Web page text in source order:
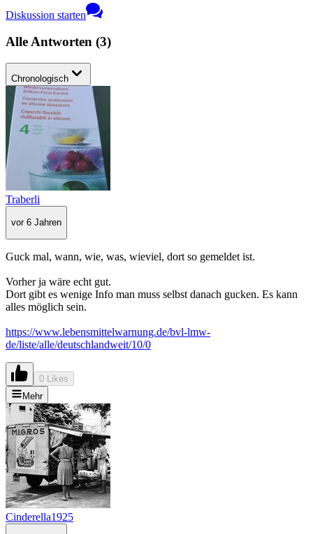
Diskussion starten
Alle Antworten (3)
Chronologisch
Traberli
vor 6 Jahren
Guck mal, wann, wie, was, wieviel, dort so gemeldet ist.
Vorher ja wäre echt gut.
Dort gibt es wenige Info man muss selbst danach gucken. Es kann
alles möglich sein.
https://www.lebensmittelwarnung.de/bvl-lmw-
de/liste/alle/deutschlandweit/10/0
0 Likes
Mehr
Cinderella1925